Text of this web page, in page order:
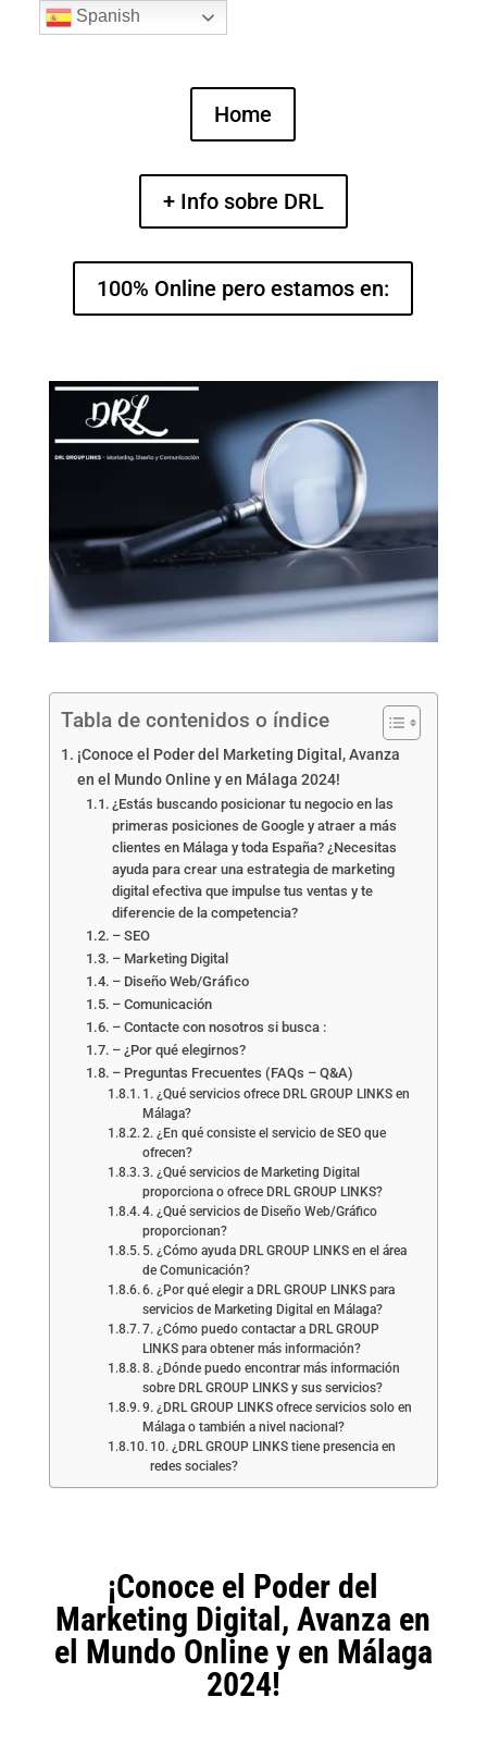
Home
+ Info sobre DRL
100% Online pero estamos en:
Tabla de contenidos o índice
¡Conoce el Poder del Marketing Digital, Avanza
en el Mundo Online y en Málaga 2024!
¿Estás buscando posicionar tu negocio en las
primeras posiciones de Google y atraer a más
clientes en Málaga y toda España? ¿Necesitas
ayuda para crear una estrategia de marketing
digital efectiva que impulse tus ventas y te
diferencie de la competencia?
– SEO
– Marketing Digital
– Diseño Web/Gráfico
– Comunicación
– Contacte con nosotros si busca :
– ¿Por qué elegirnos?
– Preguntas Frecuentes (FAQs – Q&A)
1. ¿Qué servicios ofrece DRL GROUP LINKS en
Málaga?
2. ¿En qué consiste el servicio de SEO que
ofrecen?
3. ¿Qué servicios de Marketing Digital
proporciona o ofrece DRL GROUP LINKS?
4. ¿Qué servicios de Diseño Web/Gráfico
proporcionan?
5. ¿Cómo ayuda DRL GROUP LINKS en el área
de Comunicación?
6. ¿Por qué elegir a DRL GROUP LINKS para
servicios de Marketing Digital en Málaga?
7. ¿Cómo puedo contactar a DRL GROUP
LINKS para obtener más información?
8. ¿Dónde puedo encontrar más información
sobre DRL GROUP LINKS y sus servicios?
9. ¿DRL GROUP LINKS ofrece servicios solo en
Málaga o también a nivel nacional?
10. ¿DRL GROUP LINKS tiene presencia en
redes sociales?
¡Conoce el Poder del
Marketing Digital, Avanza en
el Mundo Online y en Málaga
2024!
Spanish